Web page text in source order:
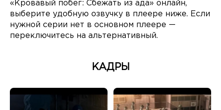
«Кровавый побег: Сбежать из ада» онлайн,
выберите удобную озвучку в плеере ниже. Если
нужной серии нет в основном плеере —
переключитесь на альтернативный.
КАДРЫ